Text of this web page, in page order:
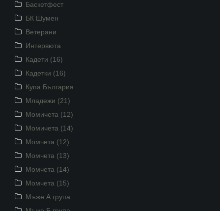
Баскетфест
БК Шумен
Ветерани
Интервюта
Кадети (16)
Кадетки (16)
Купа България
Младежи (21)
Момичета (12)
Момичета (14)
Момчета (12)
Момчета (13)
Момчета (14)
Момчета (15)
Мъже А група